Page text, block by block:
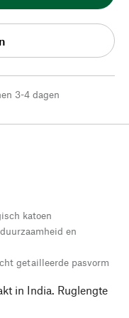
3-4 dagen
katoen
en
getailleerde pasvorm
in India. Ruglengte